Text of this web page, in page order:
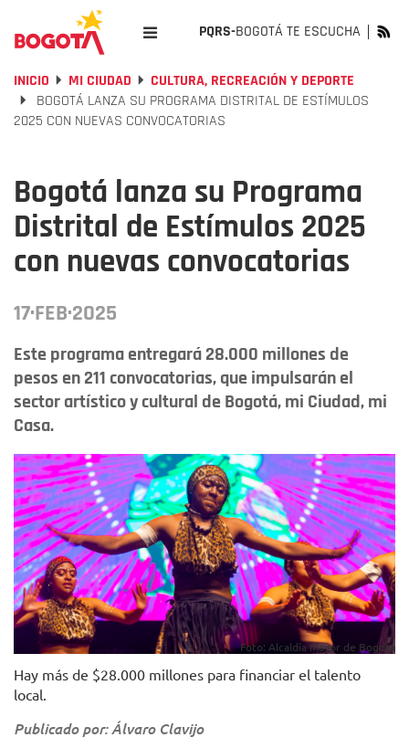
PQRS-BOGOTÁ TE ESCUCHA
INICIO MI CIUDAD
CULTURA, RECREACIÓN Y DEPORTE
BOGOTÁ LANZA SU PROGRAMA DISTRITAL DE ESTÍMULOS
2025 CON NUEVAS CONVOCATORIAS
Bogotá lanza su Programa
Distrital de Estímulos 2025
con nuevas convocatorias
17·FEB·2025
Este programa entregará 28.000 millones de
pesos en 211 convocatorias, que impulsarán el
sector artístico y cultural de Bogotá, mi Ciudad, mi
Casa.
Foto: Alcaldía Mayor de Bogotá
Hay más de $28.000 millones para financiar el talento
local.
Publicado por: Álvaro Clavijo